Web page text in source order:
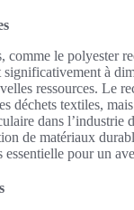
comme le polyester
à
ressources. Le
déchets textiles,
dans l’industrie
de matériaux
essentielle pour un